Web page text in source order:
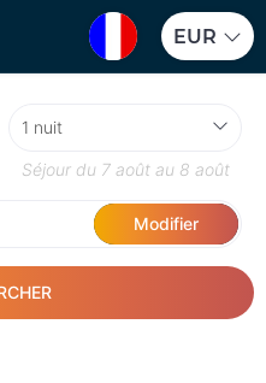
EUR
Séjour du 7 août au 8 août
Modifier